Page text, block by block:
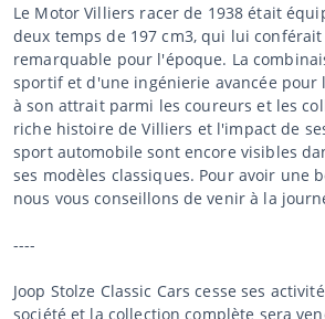
Le Motor Villiers racer de 1938 était
deux temps de 197 cm3, qui lui
remarquable pour l'époque. La
sportif et d'une ingénierie avancée pour
à son attrait parmi les coureurs et les
riche histoire de Villiers et l'impact de
sport automobile sont encore visibles
ses modèles classiques. Pour avoir une
nous vous conseillons de venir à la
----
Joop Stolze Classic Cars cesse ses
société et la collection complète sera